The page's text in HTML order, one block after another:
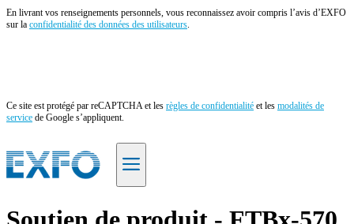
En livrant vos renseignements personnels, vous reconnaissez avoir compris l’avis d’EXFO
sur la confidentialité des données des utilisateurs.
Ce site est protégé par reCAPTCHA et les règles de confidentialité et les modalités de
service de Google s’appliquent.
FR